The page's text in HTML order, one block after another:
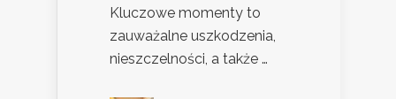
Kluczowe momenty to
zauważalne uszkodzenia,
nieszczelności, a także …